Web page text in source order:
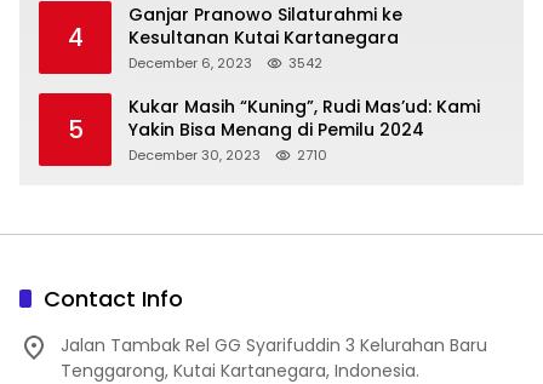
4
Ganjar Pranowo Silaturahmi ke
Kesultanan Kutai Kartanegara
December 6, 2023 3542
5
Kukar Masih “Kuning”, Rudi Mas’ud: Kami
Yakin Bisa Menang di Pemilu 2024
December 30, 2023 2710
Contact Info
Jalan Tambak Rel GG Syarifuddin 3 Kelurahan Baru
Tenggarong, Kutai Kartanegara, Indonesia.